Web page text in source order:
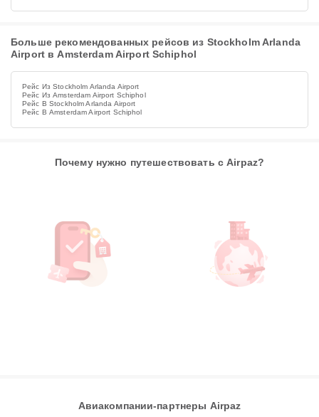
Больше рекомендованных рейсов из Stockholm Arlanda
Airport в Amsterdam Airport Schiphol
Рейс Из Stockholm Arlanda Airport
Рейс Из Amsterdam Airport Schiphol
Рейс В Stockholm Arlanda Airport
Рейс В Amsterdam Airport Schiphol
Почему нужно путешествовать с Airpaz?
Авиакомпании-партнеры Airpaz